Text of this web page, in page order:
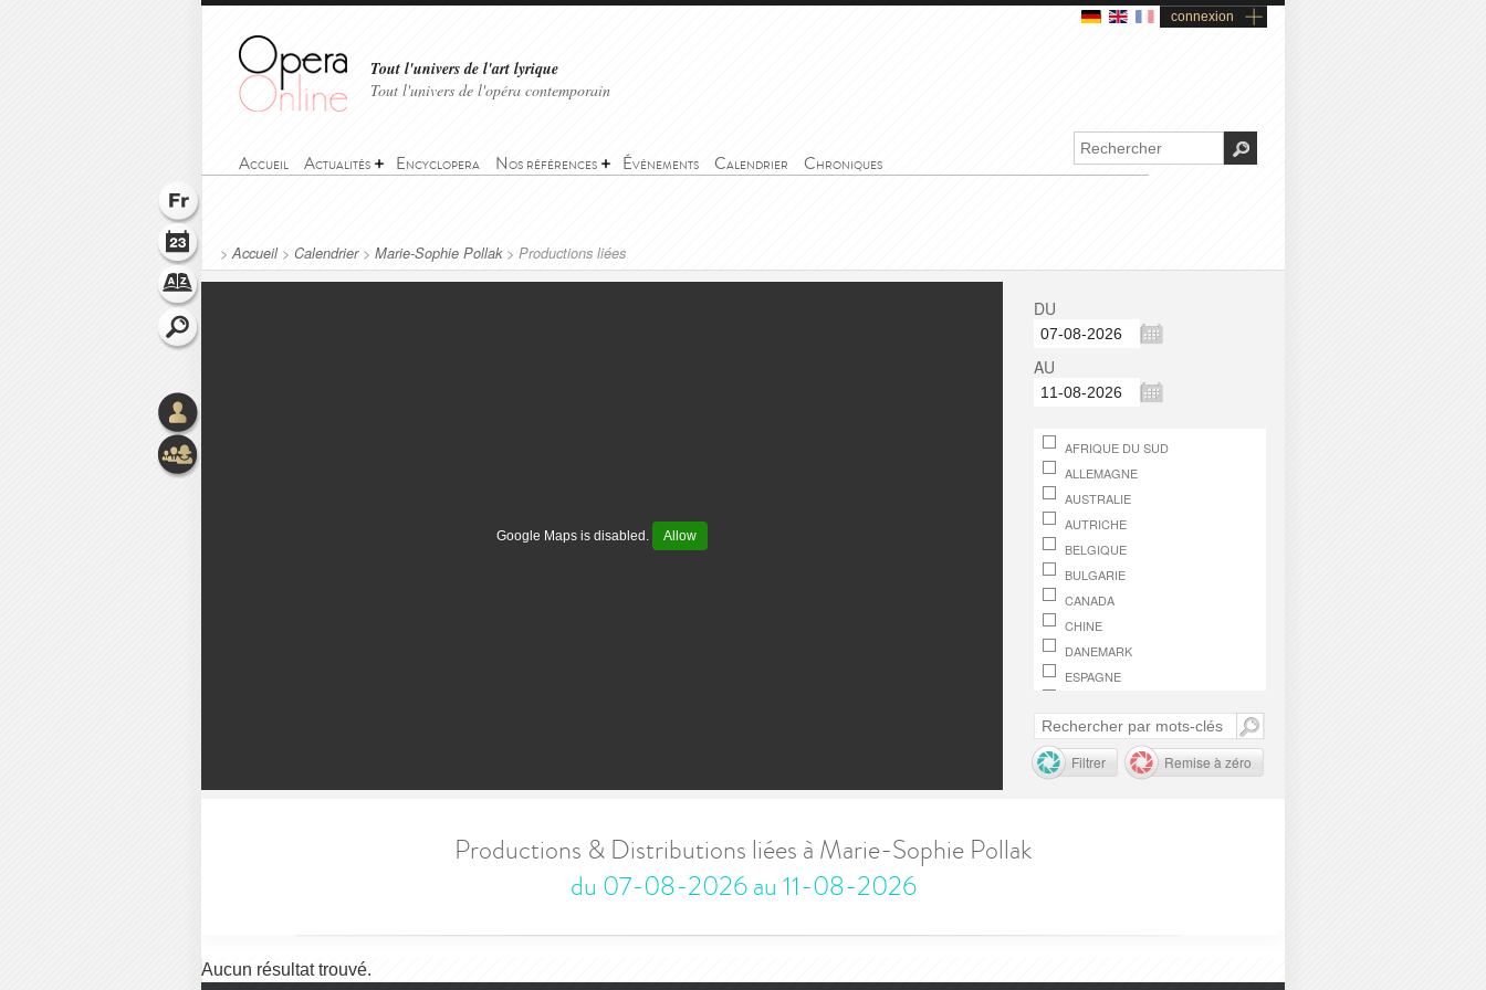
connexion
Tout l'univers de l'art lyrique
Tout l'univers de l'opéra contemporain
Accueil Actualités Encyclopera Nos références Événements Calendrier Chroniques
>Accueil> Calendrier> Marie-Sophie Pollak> Productions liées
Google Maps is disabled. Allow
DU
AU
AFRIQUE DU SUD
ALLEMAGNE
AUSTRALIE
AUTRICHE
BELGIQUE
BULGARIE
CANADA
CHINE
DANEMARK
ESPAGNE
FRANCE
GRÈCE
HONGRIE
OMAN
Filtrer Remise à zéro
Productions & Distributions liées à Marie-Sophie Pollak
du 07-08-2026 au 11-08-2026
Aucun résultat trouvé.